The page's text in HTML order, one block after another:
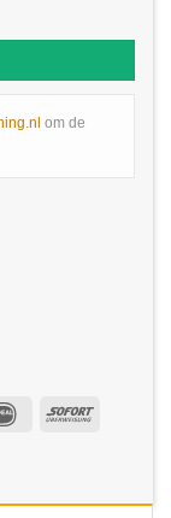
om de